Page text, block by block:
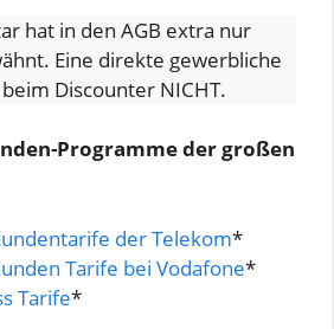
hat in den AGB extra nur
Eine direkte gewerbliche
Discounter NICHT.
Programme der großen
der Telekom*
Tarife bei Vodafone*
Tarife*